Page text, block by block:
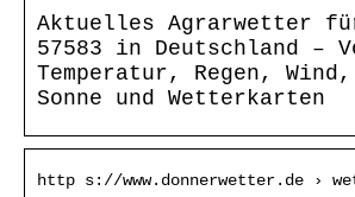
Aktuelles Agrarwetter
57583 in Deutschland –
Temperatur, Regen, Wind,
Sonne und Wetterkarten
http s://www.donnerwetter.de ›